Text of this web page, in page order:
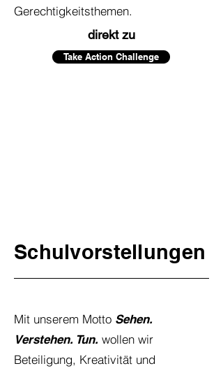
Gerechtigkeitsthemen.
direkt zu
Take Action Challenge
Schulvorstellungen
Mit unserem Motto Sehen.
Verstehen. Tun. wollen wir
Beteiligung, Kreativität und